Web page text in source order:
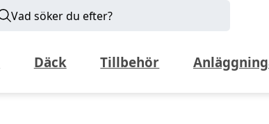
Vad söker du efter?
Däck Tillbehör